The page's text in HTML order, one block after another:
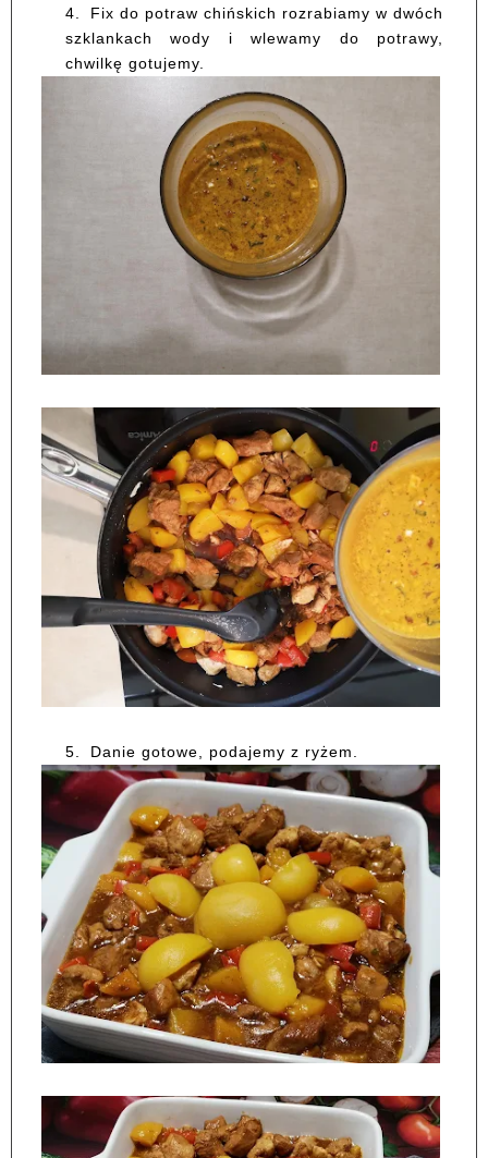
4.
Fix do potraw chińskich rozrabiamy w dwóch
szklankach wody i wlewamy do potrawy,
chwilkę gotujemy.
5. Danie gotowe, podajemy z ryżem.